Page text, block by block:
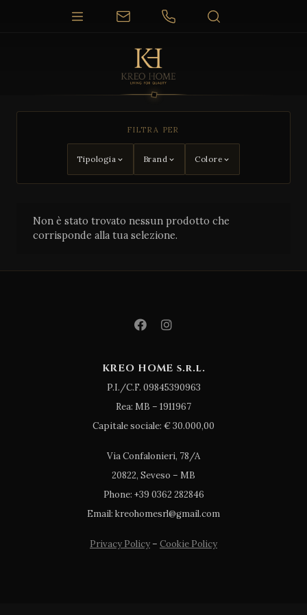
FILTRA PER
Tipologia Brand Colore
Non è stato trovato nessun prodotto che
corrisponde alla tua selezione.
KREO HOME s.r.l.
P.I./C.F. 09845390963
Rea: MB – 1911967
Capitale sociale: € 30.000,00
Via Confalonieri, 78/A
20822, Seveso – MB
Phone: +39 0362 282846
Email: kreohomesrl@gmail.com
Privacy Policy– Cookie Policy